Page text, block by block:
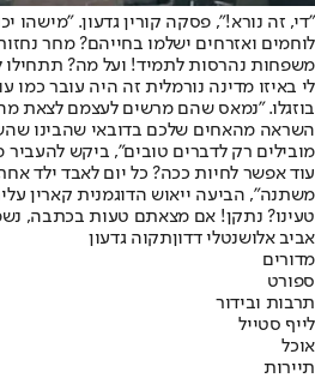
"די, זה נורא!", פסקה קורין גדעון. "מישהו
לוחמים ואזרחים ישלמו בחייהם? מחר
משפחות נהרסות לתמיד! ועל מה? תתחילו
לי באיזו מדינה נורמלית זה היה עובר כמו
בוזגלו. "נמאס שהם מרשים לעצמם לצאת
השראה מהאחים שלכם בדובאי שהבינו
מובילים רק לדברים טובים", ביקש
עוד אפשר לחיות ככה? כל יום לאבד ילד
משתנה", הביעה ייאוש הדוגמנית קארין
טעינו? נתקן! אם מצאתם טעות בכתבה,
אביב אלושנטלי דדוןתקוה גדעון
מדורים
ספורט
תרבות ובידור
לייף סטייל
אוכל
תיירות